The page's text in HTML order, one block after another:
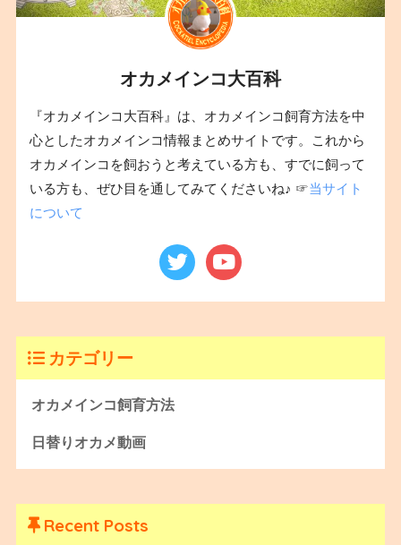
オカメインコ大百科
『オカメインコ大百科』は、オカメインコ飼育方法を中
心としたオカメインコ情報まとめサイトです。これから
オカメインコを飼おうと考えている方も、すでに飼って
いる方も、ぜひ目を通してみてくださいね♪ ☞当サイト
について
カテゴリー
オカメインコ飼育方法
日替りオカメ動画
Recent Posts